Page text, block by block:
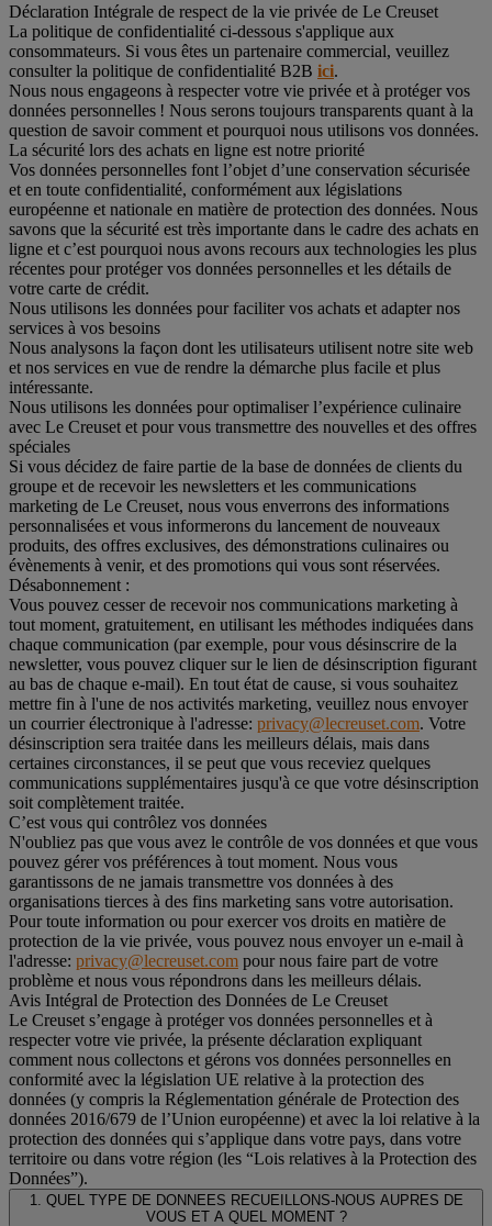
Déclaration Intégrale de respect de la vie privée de Le Creuset
La politique de confidentialité ci-dessous s'applique aux
consommateurs. Si vous êtes un partenaire commercial, veuillez
consulter la politique de confidentialité B2B ici.
Nous nous engageons à respecter votre vie privée et à protéger vos
données personnelles ! Nous serons toujours transparents quant à la
question de savoir comment et pourquoi nous utilisons vos données.
La sécurité lors des achats en ligne est notre priorité
Vos données personnelles font l’objet d’une conservation sécurisée
et en toute confidentialité, conformément aux législations
européenne et nationale en matière de protection des données. Nous
savons que la sécurité est très importante dans le cadre des achats en
ligne et c’est pourquoi nous avons recours aux technologies les plus
récentes pour protéger vos données personnelles et les détails de
votre carte de crédit.
Nous utilisons les données pour faciliter vos achats et adapter nos
services à vos besoins
Nous analysons la façon dont les utilisateurs utilisent notre site web
et nos services en vue de rendre la démarche plus facile et plus
intéressante.
Nous utilisons les données pour optimaliser l’expérience culinaire
avec Le Creuset et pour vous transmettre des nouvelles et des offres
spéciales
Si vous décidez de faire partie de la base de données de clients du
groupe et de recevoir les newsletters et les communications
marketing de Le Creuset, nous vous enverrons des informations
personnalisées et vous informerons du lancement de nouveaux
produits, des offres exclusives, des démonstrations culinaires ou
évènements à venir, et des promotions qui vous sont réservées.
Désabonnement :
Vous pouvez cesser de recevoir nos communications marketing à
tout moment, gratuitement, en utilisant les méthodes indiquées dans
chaque communication (par exemple, pour vous désinscrire de la
newsletter, vous pouvez cliquer sur le lien de désinscription figurant
au bas de chaque e-mail). En tout état de cause, si vous souhaitez
mettre fin à l'une de nos activités marketing, veuillez nous envoyer
un courrier électronique à l'adresse: privacy@lecreuset.com. Votre
désinscription sera traitée dans les meilleurs délais, mais dans
certaines circonstances, il se peut que vous receviez quelques
communications supplémentaires jusqu'à ce que votre désinscription
soit complètement traitée.
C’est vous qui contrôlez vos données
N'oubliez pas que vous avez le contrôle de vos données et que vous
pouvez gérer vos préférences à tout moment. Nous vous
garantissons de ne jamais transmettre vos données à des
organisations tierces à des fins marketing sans votre autorisation.
Pour toute information ou pour exercer vos droits en matière de
protection de la vie privée, vous pouvez nous envoyer un e-mail à
l'adresse: privacy@lecreuset.com pour nous faire part de votre
problème et nous vous répondrons dans les meilleurs délais.
Avis Intégral de Protection des Données de Le Creuset
Le Creuset s’engage à protéger vos données personnelles et à
respecter votre vie privée, la présente déclaration expliquant
comment nous collectons et gérons vos données personnelles en
conformité avec la législation UE relative à la protection des
données (y compris la Réglementation générale de Protection des
données 2016/679 de l’Union européenne) et avec la loi relative à la
protection des données qui s’applique dans votre pays, dans votre
territoire ou dans votre région (les “Lois relatives à la Protection des
Données”).
1. QUEL TYPE DE DONNEES RECUEILLONS-NOUS AUPRES DE
VOUS ET A QUEL MOMENT ?